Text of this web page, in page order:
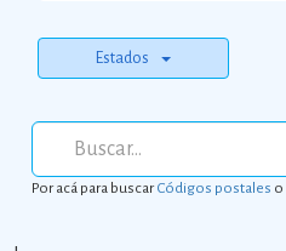
Estados
Por acá para buscarCódigos postales o